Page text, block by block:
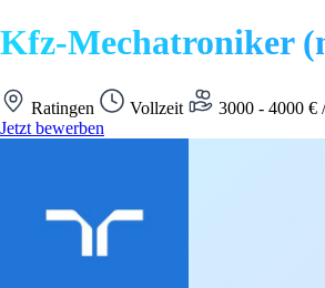
Kfz-Mechatroniker
Ratingen Vollzeit 3000 - 4000 €
Jetzt bewerben